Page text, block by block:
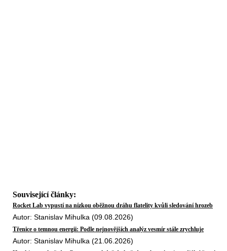
Související články:
Rocket Lab vypustí na nízkou oběžnou dráhu flatelity kvůli sledování hrozeb
Autor: Stanislav Mihulka (09.08.2026)
Třenice o temnou energii: Podle nejnovějších analýz vesmír stále zrychluje
Autor: Stanislav Mihulka (21.06.2026)